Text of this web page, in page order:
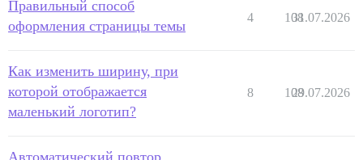
Правильный способ
оформления страницы темы
4 108
31.07.2026
Как изменить ширину, при
которой отображается
маленький логотип?
8 108
29.07.2026
Автоматический повтор